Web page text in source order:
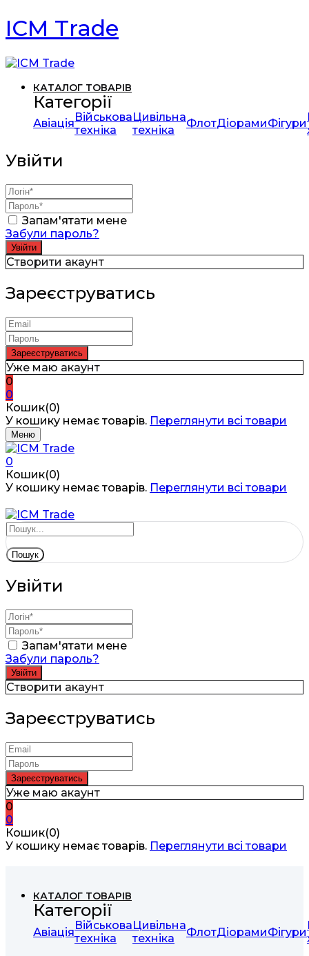
ICM Trade
КАТАЛОГ ТОВАРІВ
Категорії
АвіаціяВійськова
техніка
Цивільна
техніка
ФлотДіорамиФігури
Увійти
Запам'ятати мене
Забули пароль?
Створити акаунт
Зареєструватись
Уже маю акаунт
0
0
Кошик(0)
У кошику немає товарів. Переглянути всі товари
Меню
0
Кошик(0)
У кошику немає товарів. Переглянути всі товари
Пошук
Увійти
Запам'ятати мене
Забули пароль?
Створити акаунт
Зареєструватись
Уже маю акаунт
0
0
Кошик(0)
У кошику немає товарів. Переглянути всі товари
КАТАЛОГ ТОВАРІВ
Категорії
АвіаціяВійськова
техніка
Цивільна
техніка
ФлотДіорамиФігури